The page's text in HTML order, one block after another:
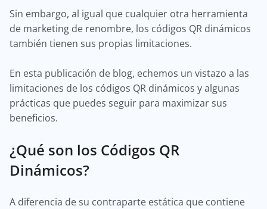
Sin embargo, al igual que cualquier otra herramienta
de marketing de renombre, los códigos QR dinámicos
también tienen sus propias limitaciones.
En esta publicación de blog, echemos un vistazo a las
limitaciones de los códigos QR dinámicos y algunas
prácticas que puedes seguir para maximizar sus
beneficios.
¿Qué son los Códigos QR
Dinámicos?
A diferencia de su contraparte estática que contiene